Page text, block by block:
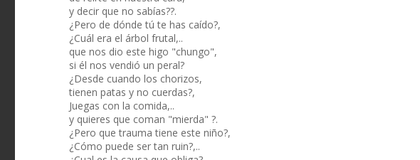
y decir que no sabías??.
¿Pero de dónde tú te has caído?,
¿Cuál era el árbol frutal,..
que nos dio este higo "chungo",
si él nos vendió un peral?
¿Desde cuando los chorizos,
tienen patas y no cuerdas?,
Juegas con la comida,..
y quieres que coman "mierda" ?.
¿Pero que trauma tiene este niño?,
¿Cómo puede ser tan ruin?,..